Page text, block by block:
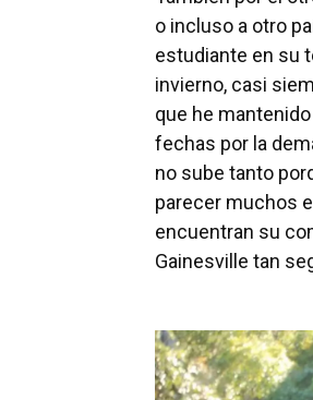
o incluso a otro
estudiante en su
invierno, casi
que he
fechas por la
no sube tanto
parecer muchos
encuentran su
Gainesville tan